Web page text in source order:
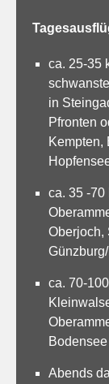
ca. 25-35
in
Pfronten
Kempten,
ca. 35 -70
Oberjoch,
ca. 70-
Abends